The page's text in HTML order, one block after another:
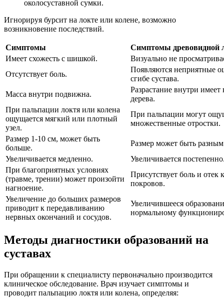
околосуставной сумки.
Игнорируя бурсит на локте или колене, возможно
возникновение последствий.
Симптомы
Симптомы древовидной
Имеет схожесть с шишкой.
Визуально не
Отсутствует боль.
Появляются неприятные
сгибе сустава.
Масса внутри подвижна.
Разрастание внутри
дерева.
При пальпации локтя или колена
ощущается мягкий или плотный
узел.
При пальпации могут
множественные отростки.
Размер 1-10 см, может быть
больше.
Размер может быть
Увеличивается медленно.
Увеличивается
При благоприятных условиях
(травме, трении) может произойти
нагноение.
Присутствует боль и отек
покровов.
Увеличение до больших размеров
приводит к передавливанию
нервных окончаний и сосудов.
Увеличившееся
нормальному
Методы диагностики образований на
суставах
При обращении к специалисту первоначально производится
клиническое обследование. Врач изучает симптомы и
проводит пальпацию локтя или колена, определяя: